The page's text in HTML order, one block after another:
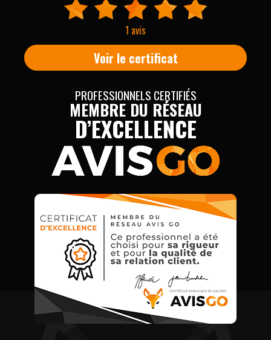
1 avis
Voir le certificat
PROFESSIONNELS CERTIFIÉS
MEMBRE DU RÉSEAU
D’EXCELLENCE